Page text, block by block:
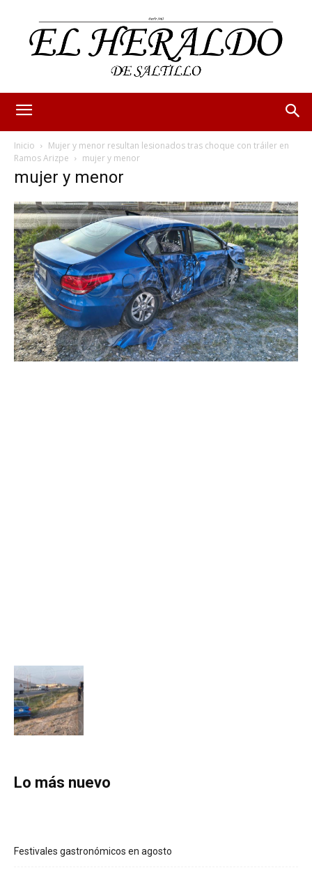
Inicio
Mujer y menor resultan lesionados tras choque con tráiler en
Ramos Arizpe
mujer y menor
mujer y menor
Lo más nuevo
Festivales gastronómicos en agosto